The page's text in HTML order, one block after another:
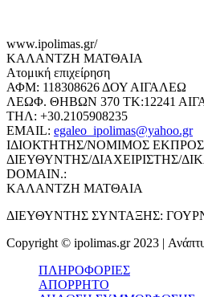
www.ipolimas.gr/
ΚΑΛΑΝΤΖΗ ΜΑΤΘΑΙΑ
Ατομική επιχείρηση
ΑΦΜ: 118308626 ΔΟΥ ΑΙΓΑΛΕΩ
ΛΕΩΦ. ΘΗΒΩΝ 370 ΤΚ:12241
ΤΗΛ: +30.2105908235
EMAIL: egaleo_ipolimas@yahoo.gr
ΙΔΙΟΚΤΗΤΗΣ/ΝΟΜΙΜΟΣ
ΔΙΕΥΘΥΝΤΗΣ/ΔΙΑΧΕΙΡΙΣΤΗΣ/
DOMAIN.:
ΚΑΛΑΝΤΖΗ ΜΑΤΘΑΙΑ
ΔΙΕΥΘΥΝΤΗΣ ΣΥΝΤΑΞΗΣ:
Copyright © ipolimas.gr 2023 |
ΠΛΗΡΟΦΟΡΙΕΣ
ΑΠΟΡΡΗΤΟ